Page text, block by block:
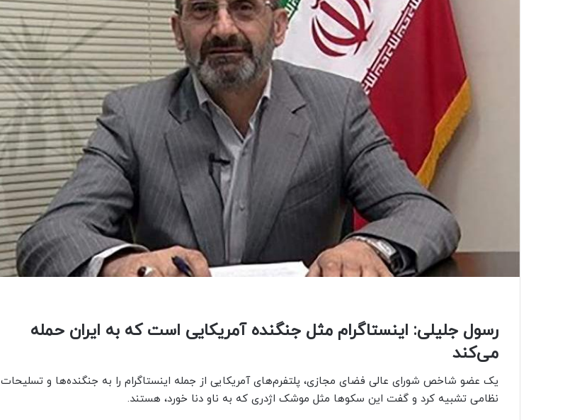
رسول جلیلی: اینستاگرام مثل جنگنده آمریکایی است که به ایران حمله
می‌کند
یک عضو شاخص شورای عالی فضای مجازی، پلتفرم‌های آمریکایی از جمله اینستاگرام را به جنگنده‌ها و تسلیحات
نظامی تشبیه کرد و گفت این سکوها مثل موشک اژدری که به ناو دنا خورد، هستند.